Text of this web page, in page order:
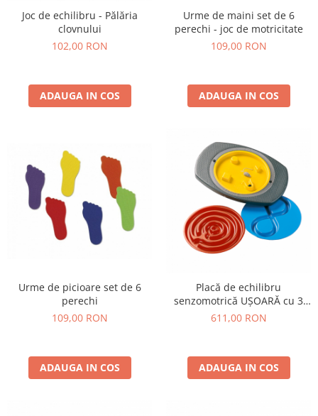
Joc de echilibru - Pălăria
clovnului
102,00 RON
ADAUGA IN COS
Urme de maini set de 6
perechi - joc de motricitate
109,00 RON
ADAUGA IN COS
Urme de picioare set de 6
perechi
109,00 RON
ADAUGA IN COS
Placă de echilibru
senzomotrică UȘOARĂ cu 3
modele
611,00 RON
ADAUGA IN COS